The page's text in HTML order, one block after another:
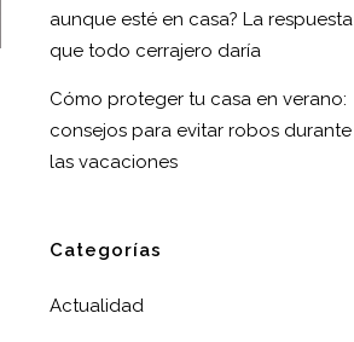
aunque esté en casa? La respuesta
que todo cerrajero daría
Cómo proteger tu casa en verano:
consejos para evitar robos durante
las vacaciones
Categorías
Actualidad